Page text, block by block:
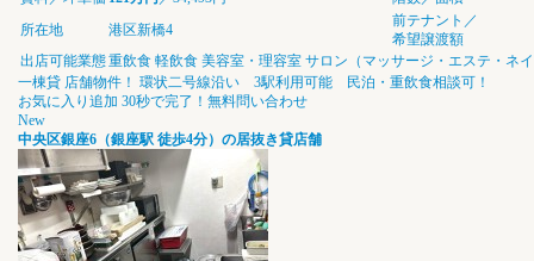
所在地
港区新橋4
前テナント／
希望譲渡額
出店可能業態重飲食 軽飲食 美容室・理容室 サロン（マッサージ・エステ・ネ
一棟貸 店舗物件！ 環状二号線沿い 3駅利用可能 民泊・重飲食相談可！
お気に入り追加 30秒で完了！無料問い合わせ
New
中央区銀座6（銀座駅 徒歩4分）の居抜き貸店舗